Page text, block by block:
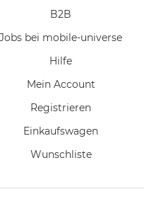
B2B
Jobs bei mobile-universe
Hilfe
Mein Account
Registrieren
Einkaufswagen
Wunschliste